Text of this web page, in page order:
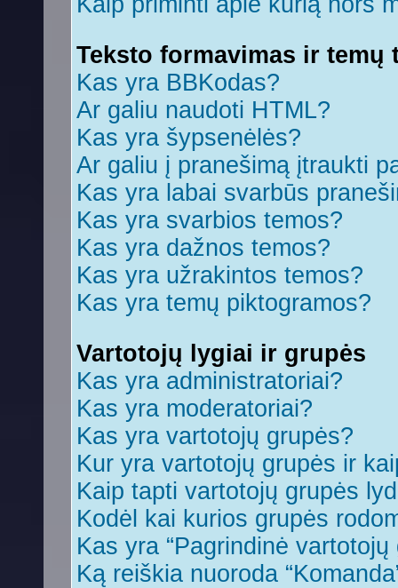
Teksto formavimas ir temų
Kas yra BBKodas?
Ar galiu naudoti HTML?
Kas yra šypsenėlės?
Ar galiu į pranešimą įtraukti
Kas yra labai svarbūs
Kas yra svarbios temos?
Kas yra dažnos temos?
Kas yra užrakintos temos?
Kas yra temų piktogramos?
Vartotojų lygiai ir grupės
Kas yra administratoriai?
Kas yra moderatoriai?
Kas yra vartotojų grupės?
Kur yra vartotojų grupės ir
Kaip tapti vartotojų grupės
Kodėl kai kurios grupės
Kas yra “Pagrindinė vartotojų
Ką reiškia nuoroda